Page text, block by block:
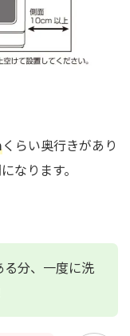
くらい奥行きがあり
なります。
る分、一度に洗